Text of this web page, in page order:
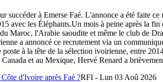
succéder à Emerse Faé. L'annonce a été faite
avec les Éléphants.Un mois à peine après la
Maroc, l'Arabie saoudite et même le club de
a annoncé ce recrutement via un
à la tête de la sélection ivoirienne, entre
et au Mexique, Hervé Renard a
RFI - Lun 03 Aoû 2026